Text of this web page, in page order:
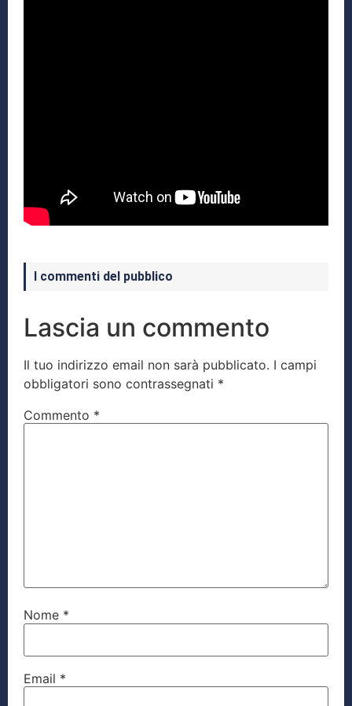
I commenti del pubblico
Lascia un commento
Il tuo indirizzo email non sarà pubblicato. I campi
obbligatori sono contrassegnati *
Commento *
Nome *
Email *